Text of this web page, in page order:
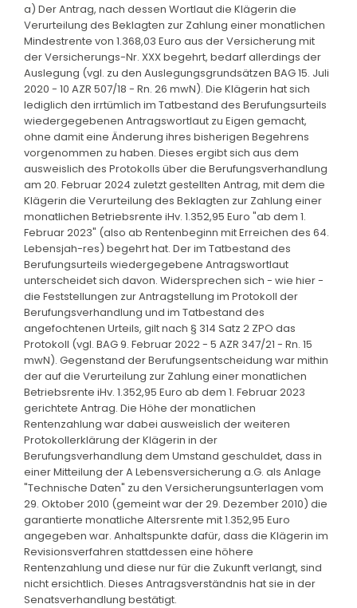
a) Der Antrag, nach dessen Wortlaut die Klägerin die
Verurteilung des Beklagten zur Zahlung einer monatlichen
Mindestrente von 1.368,03 Euro aus der Versicherung mit
der Versicherungs-Nr. XXX begehrt, bedarf allerdings der
Auslegung (vgl. zu den Auslegungsgrundsätzen BAG 15. Juli
2020 - 10 AZR 507/18 - Rn. 26 mwN). Die Klägerin hat sich
lediglich den irrtümlich im Tatbestand des Berufungsurteils
wiedergegebenen Antragswortlaut zu Eigen gemacht,
ohne damit eine Änderung ihres bisherigen Begehrens
vorgenommen zu haben. Dieses ergibt sich aus dem
ausweislich des Protokolls über die Berufungsverhandlung
am 20. Februar 2024 zuletzt gestellten Antrag, mit dem die
Klägerin die Verurteilung des Beklagten zur Zahlung einer
monatlichen Betriebsrente iHv. 1.352,95 Euro "ab dem 1.
Februar 2023" (also ab Rentenbeginn mit Erreichen des 64.
Lebensjah-res) begehrt hat. Der im Tatbestand des
Berufungsurteils wiedergegebene Antragswortlaut
unterscheidet sich davon. Widersprechen sich - wie hier -
die Feststellungen zur Antragstellung im Protokoll der
Berufungsverhandlung und im Tatbestand des
angefochtenen Urteils, gilt nach § 314 Satz 2 ZPO das
Protokoll (vgl. BAG 9. Februar 2022 - 5 AZR 347/21 - Rn. 15
mwN). Gegenstand der Berufungsentscheidung war mithin
der auf die Verurteilung zur Zahlung einer monatlichen
Betriebsrente iHv. 1.352,95 Euro ab dem 1. Februar 2023
gerichtete Antrag. Die Höhe der monatlichen
Rentenzahlung war dabei ausweislich der weiteren
Protokollerklärung der Klägerin in der
Berufungsverhandlung dem Umstand geschuldet, dass in
einer Mitteilung der A Lebensversicherung a.G. als Anlage
"Technische Daten" zu den Versicherungsunterlagen vom
29. Oktober 2010 (gemeint war der 29. Dezember 2010) die
garantierte monatliche Altersrente mit 1.352,95 Euro
angegeben war. Anhaltspunkte dafür, dass die Klägerin im
Revisionsverfahren stattdessen eine höhere
Rentenzahlung und diese nur für die Zukunft verlangt, sind
nicht ersichtlich. Dieses Antragsverständnis hat sie in der
Senatsverhandlung bestätigt.